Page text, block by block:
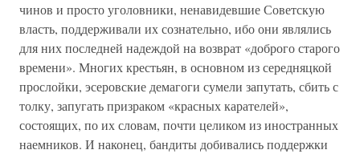
чинов и просто уголовники, ненавидевшие Советскую
власть, поддерживали их сознательно, ибо они являлись
для них последней надеждой на возврат «доброго старого
времени». Многих крестьян, в основном из середняцкой
прослойки, эсеровские демагоги сумели запутать, сбить с
толку, запугать призраком «красных карателей»,
состоящих, по их словам, почти целиком из иностранных
наемников. И наконец, бандиты добивались поддержки